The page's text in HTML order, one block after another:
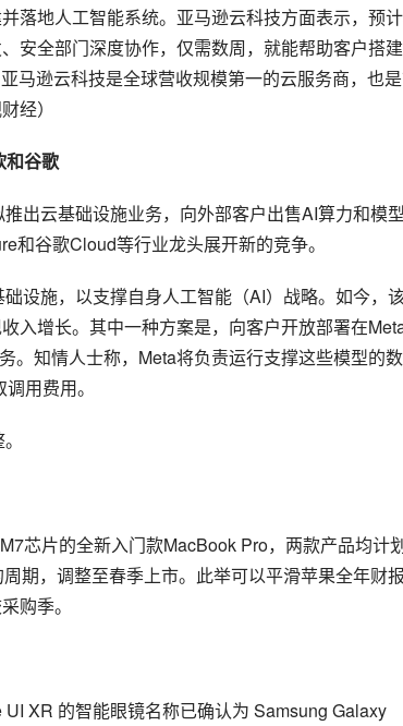
落地人工智能系统。亚马逊云科技方面表示，预
安全部门深度协作，仅需数周，就能帮助客户搭
马逊云科技是全球营收规模第一的云服务商，也
经）
和谷歌
出云基础设施业务，向外部客户出售AI算力和模型
和谷歌Cloud等行业龙头展开新的竞争。
设施，以支撑自身人工智能（AI）战略。如今，该
入增长。其中一种方案是，向客户开放部署在
。知情人士称，Meta将负责运行支撑这些模型的
用费用。
芯片的全新入门款MacBook Pro，两款产品均计
期，调整至春季上市。此举可以平滑苹果全年财报
购季。
XR 的智能眼镜名称已确认为 Samsung Galaxy